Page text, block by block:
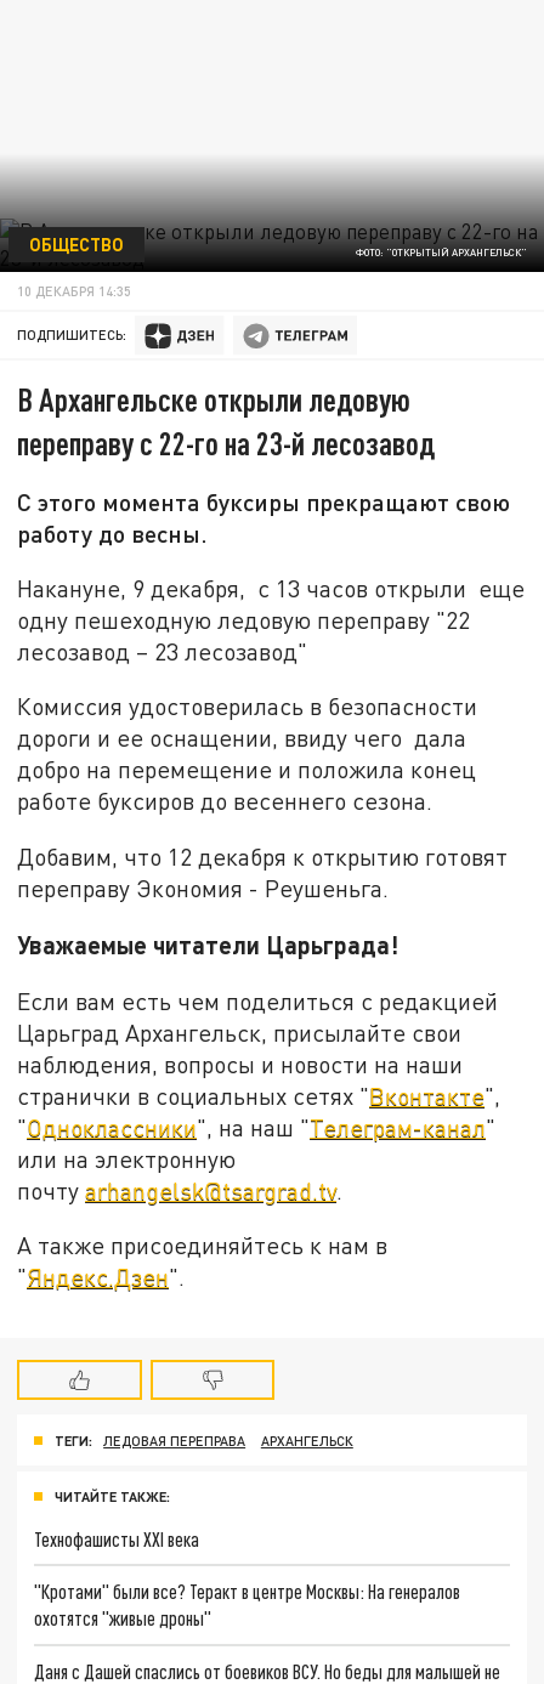
ФОТО: "ОТКРЫТЫЙ АРХАНГЕЛЬСК"
ОБЩЕСТВО
10 ДЕКАБРЯ 14:35
ПОДПИШИТЕСЬ:
В Архангельске открыли ледовую
переправу с 22-го на 23-й лесозавод
С этого момента буксиры прекращают свою
работу до весны.
Накануне, 9 декабря, с 13 часов открыли еще
одну пешеходную ледовую переправу "22
лесозавод – 23 лесозавод"
Комиссия удостоверилась в безопасности
дороги и ее оснащении, ввиду чего дала
добро на перемещение и положила конец
работе буксиров до весеннего сезона.
Добавим, что 12 декабря к открытию готовят
переправу Экономия - Реушеньга.
Уважаемые читатели Царьграда!
Если вам есть чем поделиться с редакцией
Царьград Архангельск, присылайте свои
наблюдения, вопросы и новости на наши
странички в социальных сетях "Вконтакте",
"Одноклассники", на наш "Телеграм-канал"
или на электронную
почтуarhangelsk@tsargrad.tv.
А также присоединяйтесь к нам в
"Яндекс.Дзен".
ТЕГИ: ЛЕДОВАЯ ПЕРЕПРАВА АРХАНГЕЛЬСК
ЧИТАЙТЕ ТАКЖЕ:
Технофашисты XXI века
"Кротами" были все? Теракт в центре Москвы: На генералов
охотятся "живые дроны"
Даня с Дашей спаслись от боевиков ВСУ. Но беды для малышей не